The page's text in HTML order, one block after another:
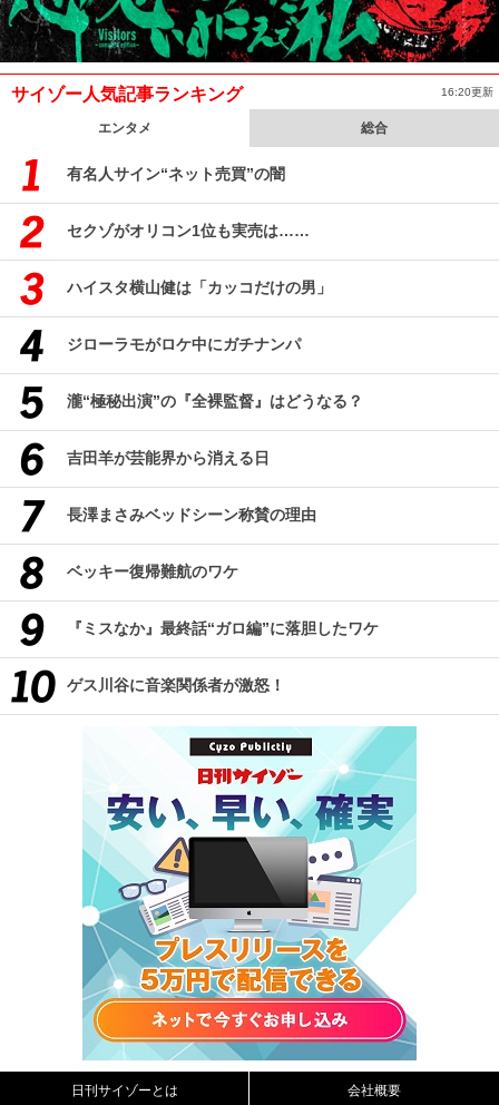
サイゾー人気記事ランキング 16:20更新
エンタメ 総合
有名人サイン“ネット売買”の闇
セクゾがオリコン1位も実売は……
ハイスタ横山健は「カッコだけの男」
ジローラモがロケ中にガチナンパ
瀧“極秘出演”の『全裸監督』はどうなる？
吉田羊が芸能界から消える日
長澤まさみベッドシーン称賛の理由
ベッキー復帰難航のワケ
『ミスなか』最終話“ガロ編”に落胆したワケ
ゲス川谷に音楽関係者が激怒！
日刊サイゾーとは 会社概要